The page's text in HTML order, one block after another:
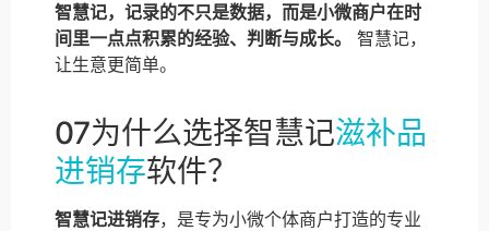
智慧记，记录的不只是数据，而是小微商户在时
间里一点点积累的经验、判断与成长。
智慧记，
让生意更简单。
07为什么选择智慧记滋补品
进销存软件？
智慧记进销存，是专为小微个体商户打造的专业